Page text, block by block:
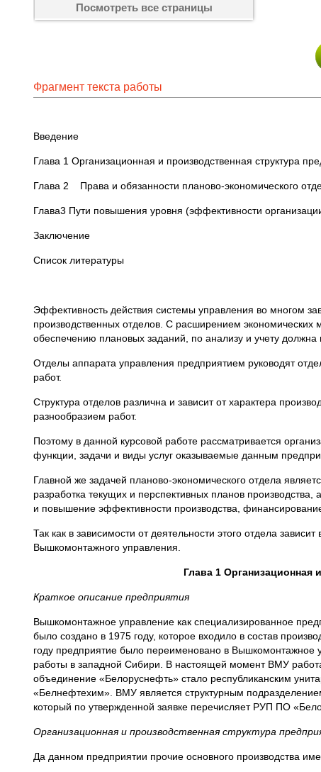
Посмотреть все страницы
Фрагмент текста работы
Введение
Глава 1 Организационная и производственная структура
Глава 2 Права и обязанности планово-экономического
Глава3 Пути повышения уровня (эффективности
Заключение
Список литературы
Эффективность действия системы управления во многом
производственных отделов. С расширением
обеспечению плановых заданий, по анализу и учету должна
Отделы аппарата управления предприятием руководят
работ.
Структура отделов различна и зависит от характера
разнообразием работ.
Поэтому в данной курсовой работе рассматривается
функции, задачи и виды услуг оказываемые данным
Главной же задачей планово-экономического отдела
разработка текущих и перспективных планов
и повышение эффективности производства,
Так как в зависимости от деятельности этого отдела
Вышкомонтажного управления.
Глава 1 Организационная
Краткое описание предприятия
Вышкомонтажное управление как специализированное
было создано в 1975 году, которое входило в состав
году предприятие было переименовано в Вышкомонтажное
работы в западной Сибири. В настоящей момент ВМУ
объединение «Белоруснефть» стало республиканским
«Белнефтехим». ВМУ является структурным
который по утвержденной заявке перечисляет РУП ПО
Организационная и производственная структура
Да данном предприятии прочие основного производства